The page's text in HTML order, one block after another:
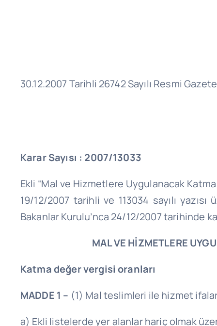
30.12.2007 Tarihli 26742 Sayılı Resmi Gazete
Karar Sayısı : 2007/13033
Ekli “Mal ve Hizmetlere Uygulanacak
19/12/2007 tarihli ve 113034 sayılı yazısı
Bakanlar Kurulu’nca 24/12/2007 tarihinde
MAL VE HİZMETLERE
Katma değer vergisi oranları
MADDE 1 – (1) Mal teslimleri ile hizmet
a) Ekli listelerde yer alanlar hariç olmak